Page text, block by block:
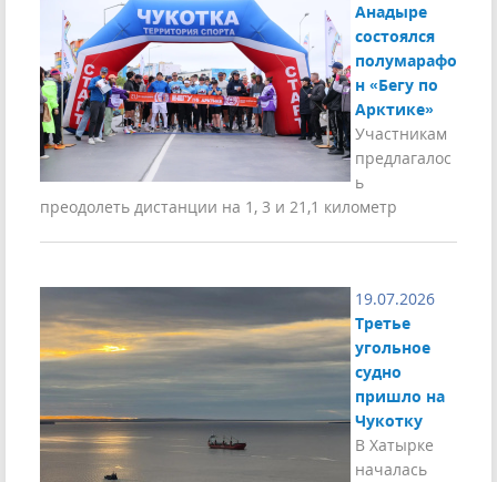
Анадыре
состоялся
полумарафо
н «Бегу по
Арктике»
Участникам
предлагалос
ь
преодолеть дистанции на 1, 3 и 21,1 километр
19.07.2026
Третье
угольное
судно
пришло на
Чукотку
В Хатырке
началась